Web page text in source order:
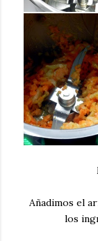
Añadimos el
los